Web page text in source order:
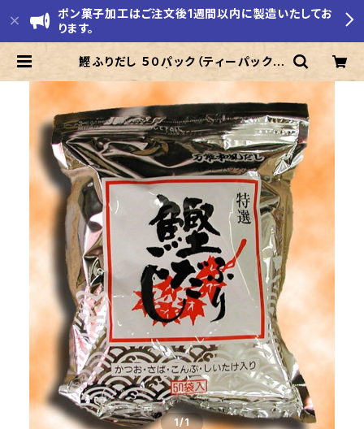
ポン菓子加工はご注文後1週間以内に製造いたしてお
ります。
鰹ふりだし ５０パック（ティーパックタ
1/1